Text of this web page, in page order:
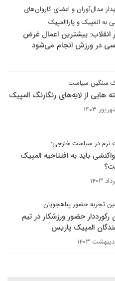
مدال‌آوران و اعضای کاروان‌های
به المپیک و پاراالمپیک
انقلاب: بیشترین اعمال غرض
در ورزش انجام می‌شود
سنگین سیاست
هایی از لایه‌های رنگارنگ المپیک
نرم در سیاست خارجی:
باید به افتتاحیه المپیک
تجربه حضور پناهجویان
رکورددار حضور ورزشکار در تیم
المپیک پاریس